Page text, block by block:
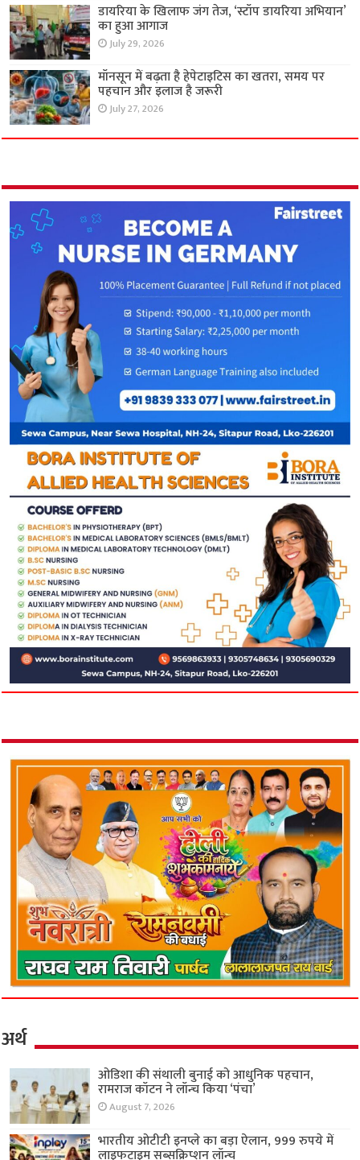
डायरिया के खिलाफ जंग तेज, ‘स्टॉप डायरिया अभियान’
का हुआ आगाज
July 29, 2026
मॉनसून में बढ़ता है हेपेटाइटिस का खतरा, समय पर
पहचान और इलाज है जरूरी
July 27, 2026
अर्थ
ओडिशा की संथाली बुनाई को आधुनिक पहचान,
रामराज कॉटन ने लॉन्च किया ‘पंचा’
August 7, 2026
भारतीय ओटीटी इनप्ले का बड़ा ऐलान, 999 रुपये में
लाइफटाइम सब्सक्रिप्शन लॉन्च